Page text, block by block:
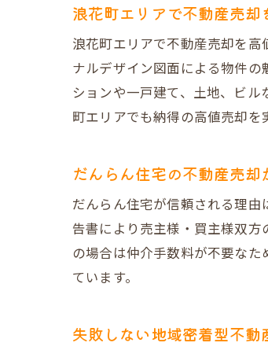
浪花町エリアで不動産売却
浪花町エリアで不動産売却を
ナルデザイン図面による物件
ションや一戸建て、土地、ビ
町エリアでも納得の高値売却を
だんらん住宅の不動産売却
だんらん住宅が信頼される理
告書により売主様・買主様双
の場合は仲介手数料が不要な
ています。
失敗しない地域密着型不動